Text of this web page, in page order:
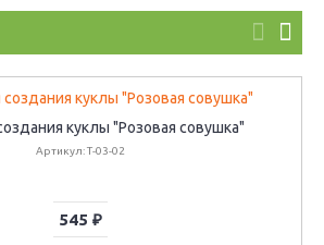
куклы "Розовая совушка"
Артикул: Т-03-02
545 ₽